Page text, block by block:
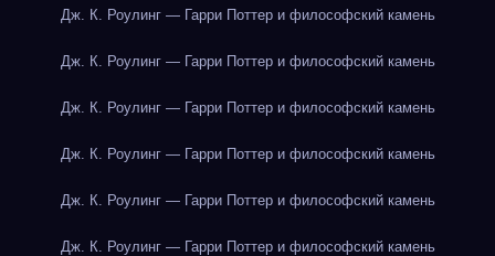
Дж. К. Роулинг — Гарри Поттер и философский камень
Дж. К. Роулинг — Гарри Поттер и философский камень
Дж. К. Роулинг — Гарри Поттер и философский камень
Дж. К. Роулинг — Гарри Поттер и философский камень
Дж. К. Роулинг — Гарри Поттер и философский камень
Дж. К. Роулинг — Гарри Поттер и философский камень